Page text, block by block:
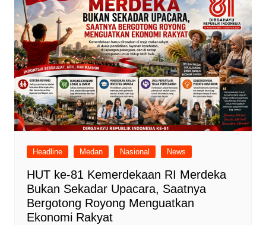
Headline Medan Nasional News
HUT ke-81 Kemerdekaan RI Merdeka
Bukan Sekadar Upacara, Saatnya
Bergotong Royong Menguatkan
Ekonomi Rakyat